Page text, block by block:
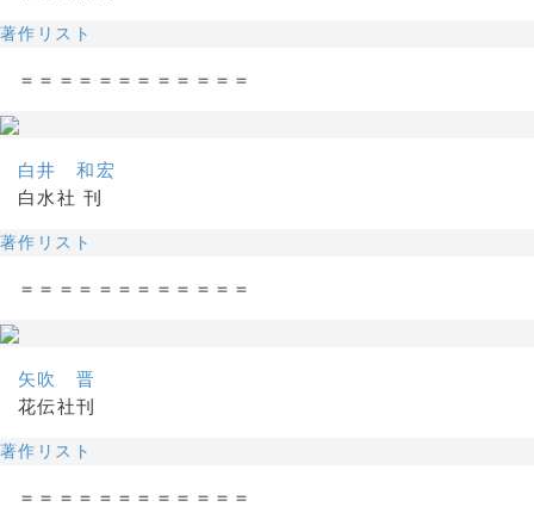
著作リスト
＝＝＝＝＝＝＝＝＝＝＝＝
白井 和宏
白水社 刊
著作リスト
＝＝＝＝＝＝＝＝＝＝＝＝
矢吹 晋
花伝社刊
著作リスト
＝＝＝＝＝＝＝＝＝＝＝＝